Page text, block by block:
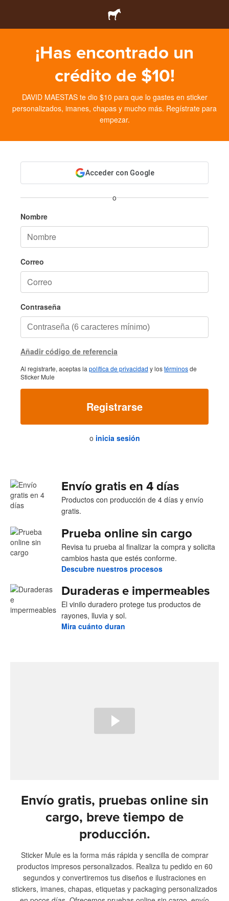
¡Has encontrado un
crédito de $10!
DAVID MAESTAS te dio $10 para que lo gastes en sticker
personalizados, imanes, chapas y mucho más. Regístrate para
empezar.
Acceder con Google
o
Nombre
Correo
Contraseña
Añadir código de referencia
Al registrarte, aceptas la política de privacidad y lostérminosde
Sticker Mule
Registrarse
o inicia sesión
Envío gratis en 4 días
Productos con producción de 4 días y envío
gratis.
Prueba online sin cargo
Revisa tu prueba al finalizar la compra y solicita
cambios hasta que estés conforme.
Descubre nuestros procesos
Duraderas e impermeables
El vinilo duradero protege tus productos de
rayones, lluvia y sol.
Mira cuánto duran
Envío gratis, pruebas online sin
cargo, breve tiempo de
producción.
Sticker Mule es la forma más rápida y sencilla de comprar
productos impresos personalizados. Realiza tu pedido en 60
segundos y convertiremos tus diseños e ilustraciones en
stickers, imanes, chapas, etiquetas y packaging personalizados